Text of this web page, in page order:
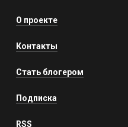
О проекте
Контакты
Стать блогером
Подписка
RSS